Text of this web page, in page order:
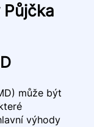
může být
výhody